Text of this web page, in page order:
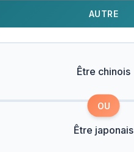
AUTRE
Être chinois
OU
Être japonais